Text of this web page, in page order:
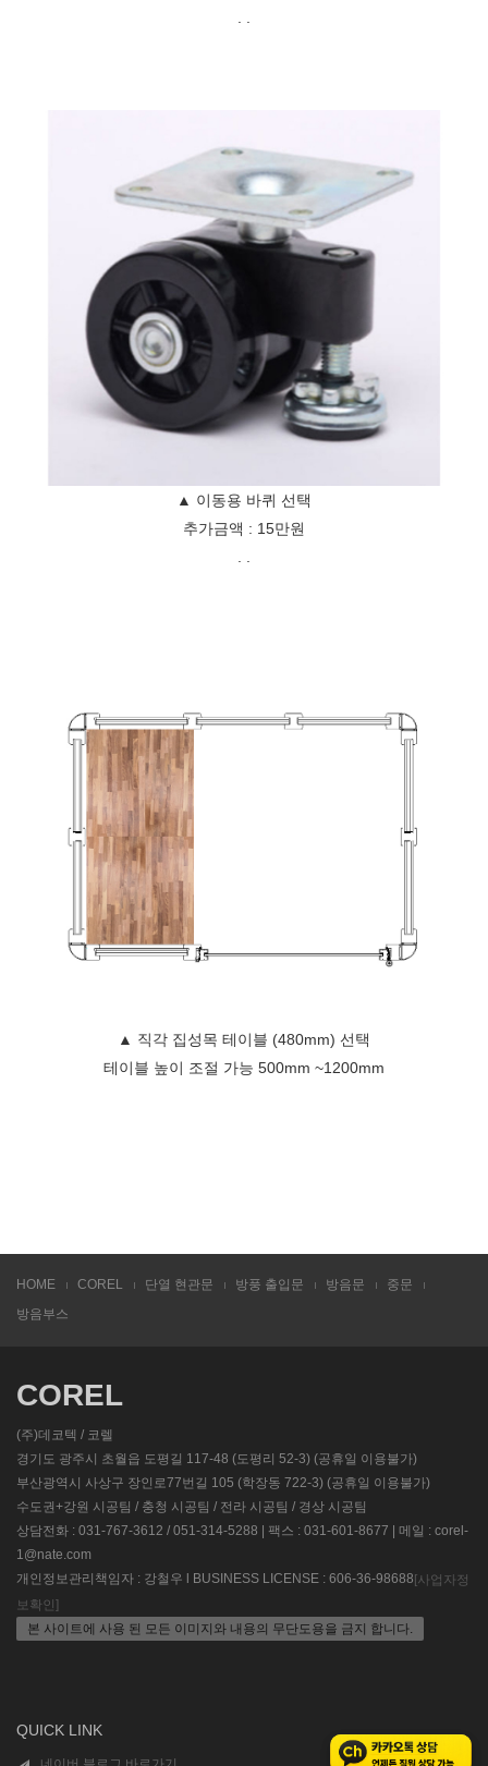
. .
▲ 이동용 바퀴 선택
추가금액 : 15만원
▲ 직각 집성목 테이블 (480mm) 선택
테이블 높이 조절 가능 500mm ~1200mm
HOME COREL 단열 현관문 방풍 출입문 방음문
중문
방음부스
COREL
(주)데코텍 / 코렐
경기도 광주시 초월읍 도평길 117-48 (도평리 52-3) (공휴일 이용불가)
부산광역시 사상구 장인로77번길 105 (학장동 722-3) (공휴일 이용불가)
수도권+강원 시공팀 / 충청 시공팀 / 전라 시공팀 / 경상 시공팀
상담전화 : 031-767-3612 / 051-314-5288 | 팩스 : 031-601-8677 | 메일 : corel-
1@nate.com
개인정보관리책임자 : 강철우 l BUSINESS LICENSE : 606-36-98688[사업자정
보확인]
본 사이트에 사용 된 모든 이미지와 내용의 무단도용을 금지 합니다.
QUICK LINK